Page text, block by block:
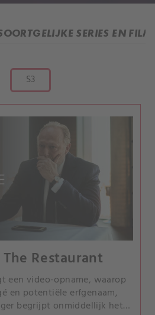
SERIES EN
S3
Restaurant
een video-opname, waarop
en potentiële erfgenaam,
begrijpt onmiddellijk het